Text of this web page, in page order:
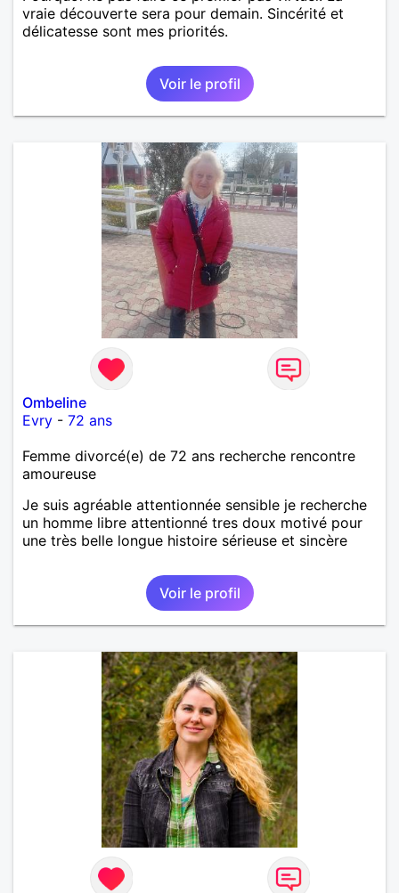
vraie découverte sera pour demain. Sincérité et
délicatesse sont mes priorités.
Voir le profil
Ombeline
Evry - 72 ans
Femme divorcé(e) de 72 ans recherche rencontre
amoureuse
Je suis agréable attentionnée sensible je recherche
un homme libre attentionné tres doux motivé pour
une très belle longue histoire sérieuse et sincère
Voir le profil